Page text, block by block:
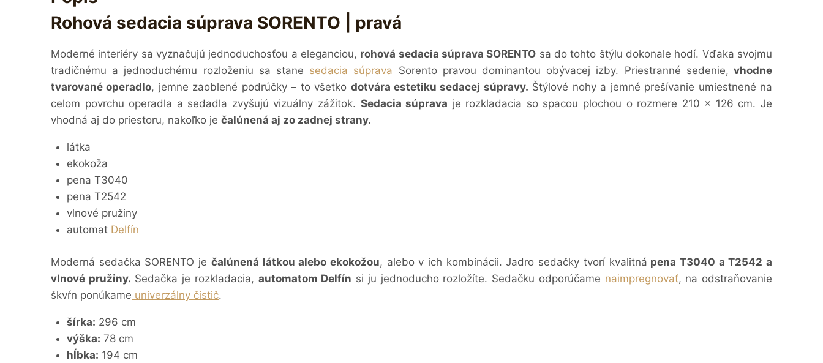
Rohová sedacia súprava SORENTO | pravá
Moderné interiéry sa vyznačujú jednoduchosťou a eleganciou, rohová sedacia súprava SORENTO sa do tohto štýlu dokonale hodí. Vďaka svojmu
tradičnému a jednoduchému rozloženiu sa stane sedacia súprava Sorento pravou dominantou obývacej izby. Priestranné sedenie, vhodne
tvarované operadlo, jemne zaoblené podrúčky – to všetko dotvára estetiku sedacej súpravy. Štýlové nohy a jemné prešívanie umiestnené na
celom povrchu operadla a sedadla zvyšujú vizuálny zážitok. Sedacia súprava je rozkladacia so spacou plochou o rozmere 210 x 126 cm.Je
vhodná aj do priestoru, nakoľko je čalúnená aj zo zadnej strany.
látka
ekokoža
pena T3040
pena T2542
vlnové pružiny
automat Delfín
Moderná sedačka SORENTO je čalúnená látkou alebo ekokožou, alebo v ich kombinácii. Jadro sedačky tvorí kvalitná pena T3040 a T2542 a
vlnové pružiny. Sedačka je rozkladacia, automatom Delfín si ju jednoducho rozložíte. Sedačku odporúčame naimpregnovať, na odstraňovanie
škvŕn ponúkame univerzálny čistič.
šírka: 296 cm
výška: 78 cm
hĺbka: 194 cm